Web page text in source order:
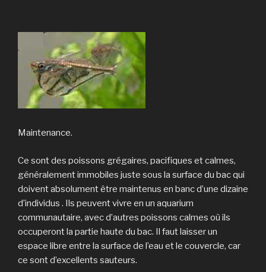
Maintenance.
Ce sont des poissons grégaires, pacifiques et calmes,
généralement immobiles juste sous la surface du bac qui
doivent absolument être maintenus en banc d’une dizaine
d’individus . Ils peuvent vivre en un aquarium
communautaire, avec d’autres poissons calmes où ils
occuperont la partie haute du bac. Il faut laisser un
espace libre entre la surface de l’eau et le couvercle, car
ce sont d’excellents sauteurs.